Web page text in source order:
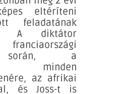
eltéríteni
feladatának
A diktátor
során, a
minden
az afrikai
és Joss-t is